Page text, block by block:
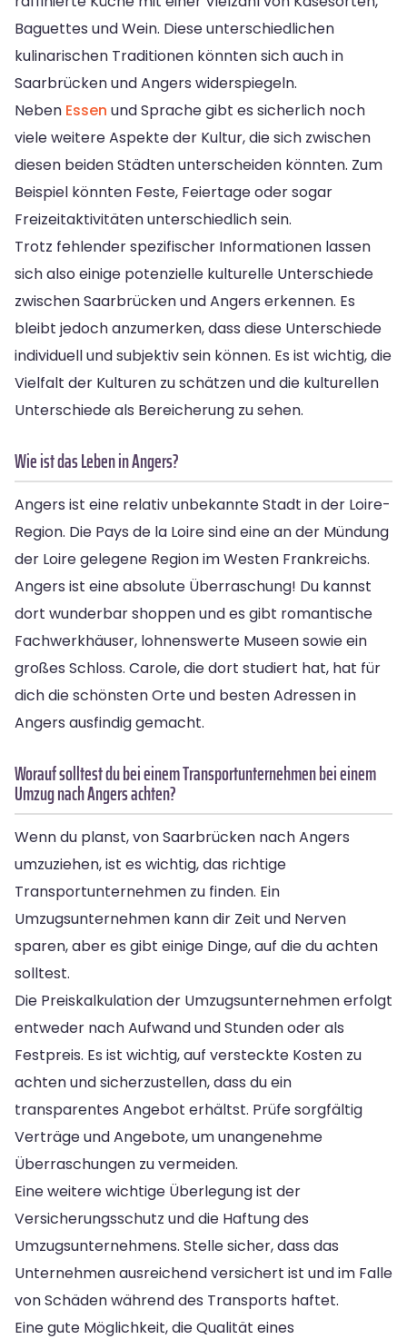
Baguettes und Wein. Diese unterschiedlichen
kulinarischen Traditionen könnten sich auch in
Saarbrücken und Angers widerspiegeln.
Neben Essen und Sprache gibt es sicherlich noch
viele weitere Aspekte der Kultur, die sich zwischen
diesen beiden Städten unterscheiden könnten. Zum
Beispiel könnten Feste, Feiertage oder sogar
Freizeitaktivitäten unterschiedlich sein.
Trotz fehlender spezifischer Informationen lassen
sich also einige potenzielle kulturelle Unterschiede
zwischen Saarbrücken und Angers erkennen. Es
bleibt jedoch anzumerken, dass diese Unterschiede
individuell und subjektiv sein können. Es ist wichtig, die
Vielfalt der Kulturen zu schätzen und die kulturellen
Unterschiede als Bereicherung zu sehen.
Wie ist das Leben in Angers?
Angers ist eine relativ unbekannte Stadt in der Loire-
Region. Die Pays de la Loire sind eine an der Mündung
der Loire gelegene Region im Westen Frankreichs.
Angers ist eine absolute Überraschung! Du kannst
dort wunderbar shoppen und es gibt romantische
Fachwerkhäuser, lohnenswerte Museen sowie ein
großes Schloss. Carole, die dort studiert hat, hat für
dich die schönsten Orte und besten Adressen in
Angers ausfindig gemacht.
Worauf solltest du bei einem Transportunternehmen bei einem
Umzug nach Angers achten?
Wenn du planst, von Saarbrücken nach Angers
umzuziehen, ist es wichtig, das richtige
Transportunternehmen zu finden. Ein
Umzugsunternehmen kann dir Zeit und Nerven
sparen, aber es gibt einige Dinge, auf die du achten
solltest.
Die Preiskalkulation der Umzugsunternehmen erfolgt
entweder nach Aufwand und Stunden oder als
Festpreis. Es ist wichtig, auf versteckte Kosten zu
achten und sicherzustellen, dass du ein
transparentes Angebot erhältst. Prüfe sorgfältig
Verträge und Angebote, um unangenehme
Überraschungen zu vermeiden.
Eine weitere wichtige Überlegung ist der
Versicherungsschutz und die Haftung des
Umzugsunternehmens. Stelle sicher, dass das
Unternehmen ausreichend versichert ist und im Falle
von Schäden während des Transports haftet.
Eine gute Möglichkeit, die Qualität eines